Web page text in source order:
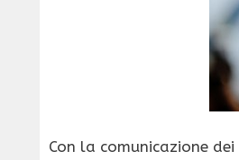
Con la comunicazione dei